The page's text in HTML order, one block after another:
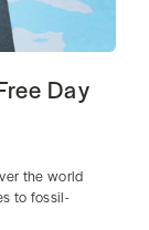
Day
the world
to fossil-